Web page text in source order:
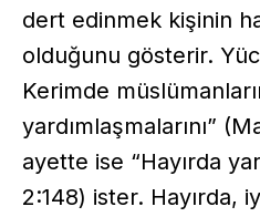
dert edinmek kişinin
olduğunu gösterir.
Kerimde
yardımlaşmalarını”
ayette ise “Hayırda
2:148) ister. Hayırda,